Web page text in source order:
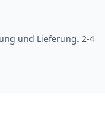
und Lieferung. 2-4